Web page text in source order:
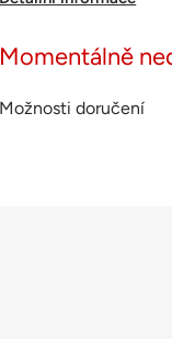
Momentálně
Možnosti doručení